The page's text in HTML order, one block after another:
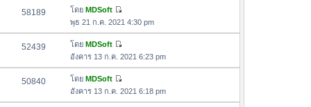
ล่
สุ
ม
ล่
สุ
ค
ว
ม
ล่
สุ
58189 โดย MDSoft
ดู
ข้
ค
ว
ม
พุธ 21 ก.ค. 2021 4:30 pm
52439 โดย MDSoft
ดู
ข้
ค
ว
อังคาร 13 ก.ค. 2021 6:23 pm
50840 โดย MDSoft
ดู
ข้
อังคาร 13 ก.ค. 2021 6:18 pm